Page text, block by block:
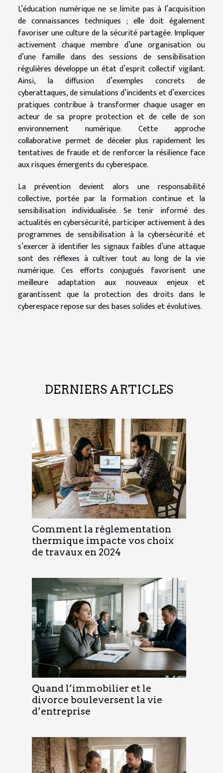
L’éducation numérique ne se limite pas à l’acquisition
de connaissances techniques ; elle doit également
favoriser une culture de la sécurité partagée. Impliquer
activement chaque membre d’une organisation ou
d’une famille dans des sessions de sensibilisation
régulières développe un état d’esprit collectif vigilant.
Ainsi, la diffusion d’exemples concrets de
cyberattaques, de simulations d’incidents et d’exercices
pratiques contribue à transformer chaque usager en
acteur de sa propre protection et de celle de son
environnement numérique. Cette approche
collaborative permet de déceler plus rapidement les
tentatives de fraude et de renforcer la résilience face
aux risques émergents du cyberespace.
La prévention devient alors une responsabilité
collective, portée par la formation continue et la
sensibilisation individualisée. Se tenir informé des
actualités en cybersécurité, participer activement à des
programmes de sensibilisation à la cybersécurité et
s’exercer à identifier les signaux faibles d’une attaque
sont des réflexes à cultiver tout au long de la vie
numérique. Ces efforts conjugués favorisent une
meilleure adaptation aux nouveaux enjeux et
garantissent que la protection des droits dans le
cyberespace repose sur des bases solides et évolutives.
DERNIERS ARTICLES
Comment la réglementation
thermique impacte vos choix
de travaux en 2024
Quand l’immobilier et le
divorce bouleversent la vie
d’entreprise